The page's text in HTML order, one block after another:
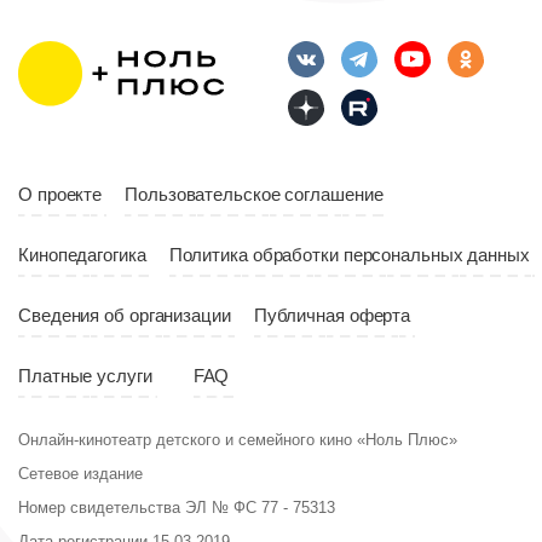
Год
Страна Россия
2023
О проекте Пользовательское соглашение
Кинопедагогика Политика обработки персональных данных
Сведения об организации Публичная оферта
Платные услуги FAQ
Онлайн-кинотеатр детского и семейного кино «Ноль Плюс»
Сетевое издание
Номер свидетельства ЭЛ № ФС 77 - 75313